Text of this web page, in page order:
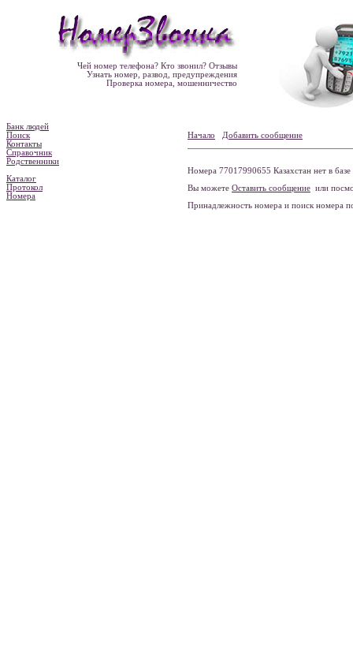
Чей номер телефона? Кто звонил? Отзывы
Узнать номер, развод, предупреждения
Проверка номера, мошенничество
Банк людей
Поиск
Контакты
Справочник
Родственники
Каталог
Протокол
Номера
Начало Добавить сообщение
Номера 77017990655 Казахстан нет в базе
Вы можете Оставить сообщение или
Принадлежность номера и поиск номера